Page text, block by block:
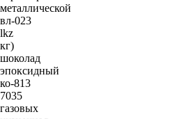
металлической
вл-023
lkz
кг)
шоколад
эпоксидный
ко-813
7035
газовых